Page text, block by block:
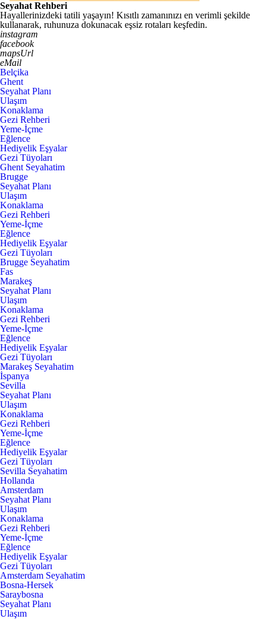
Seyahat Rehberi
Hayallerinizdeki tatili yaşayın! Kısıtlı zamanınızı en verimli şekilde
kullanarak, ruhunuza dokunacak eşsiz rotaları keşfedin.
instagram
facebook
mapsUrl
eMail
Belçika
Ghent
Seyahat Planı
Ulaşım
Konaklama
Gezi Rehberi
Yeme-İçme
Eğlence
Hediyelik Eşyalar
Gezi Tüyoları
Ghent Seyahatim
Brugge
Seyahat Planı
Ulaşım
Konaklama
Gezi Rehberi
Yeme-İçme
Eğlence
Hediyelik Eşyalar
Gezi Tüyoları
Brugge Seyahatim
Fas
Marakeş
Seyahat Planı
Ulaşım
Konaklama
Gezi Rehberi
Yeme-İçme
Eğlence
Hediyelik Eşyalar
Gezi Tüyoları
Marakeş Seyahatim
İspanya
Sevilla
Seyahat Planı
Ulaşım
Konaklama
Gezi Rehberi
Yeme-İçme
Eğlence
Hediyelik Eşyalar
Gezi Tüyoları
Sevilla Seyahatim
Hollanda
Amsterdam
Seyahat Planı
Ulaşım
Konaklama
Gezi Rehberi
Yeme-İçme
Eğlence
Hediyelik Eşyalar
Gezi Tüyoları
Amsterdam Seyahatim
Bosna-Hersek
Saraybosna
Seyahat Planı
Ulaşım